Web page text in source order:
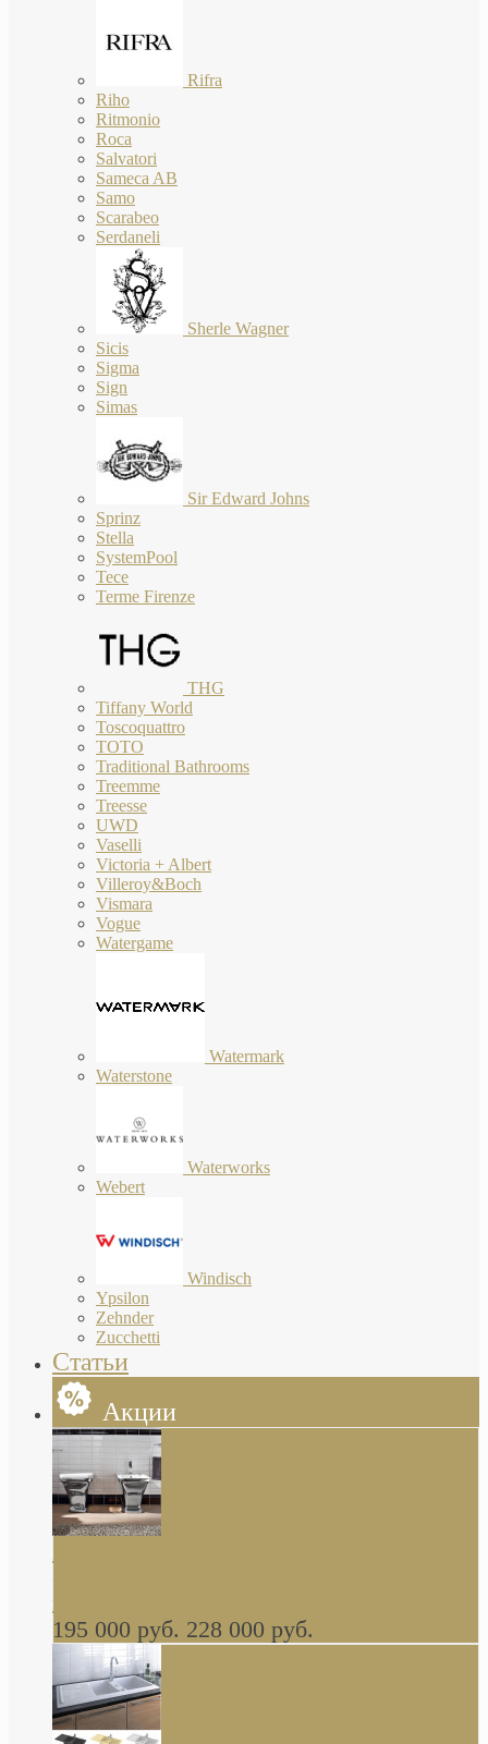
Rifra
Riho
Ritmonio
Roca
Salvatori
Sameca AB
Samo
Scarabeo
Serdaneli
Sherle Wagner
Sicis
Sigma
Sign
Simas
Sir Edward Johns
Sprinz
Stella
SystemPool
Tece
Terme Firenze
THG
Tiffany World
Toscoquattro
TOTO
Traditional Bathrooms
Treemme
Treesse
UWD
Vaselli
Victoria + Albert
Villeroy&Boch
Vismara
Vogue
Watergame
Watermark
Waterstone
Waterworks
Webert
Windisch
Ypsilon
Zehnder
Zucchetti
Статьи
Акции
Butterfly Scarabeo КОМПЛЕКТ санфаянса
глянцевая платина В НАЛИЧИИ
195 000 руб. 228 000 руб.